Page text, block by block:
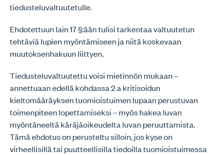
tiedusteluvaltuutetulle.
Ehdotettuun lain 17 §:ään tulisi tarkentaa valtuutetun
tehtäviä lupien myöntämiseen ja niitä koskevaan
muutoksenhakuun liittyen.
Tiedusteluvaltuutettu voisi mietinnön mukaan –
annettuaan edellä kohdassa 2 a kritisoidun
kieltomääräyksen tuomioistuimen lupaan perustuvan
toimenpiteen lopettamiseksi – myös hakea luvan
myöntäneeltä käräjäoikeudelta luvan peruuttamista.
Tämä ehdotus on perusteltu silloin, jos kyse on
virheellisillä tai puutteellisilla tiedoilla tuomioistuimessa